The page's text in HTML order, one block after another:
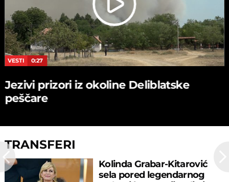
VESTI 0:27
Jezivi prizori iz okoline Deliblatske
peščare
TRANSFERI
Kolinda Grabar-Kitarović
sela pored legendarnog